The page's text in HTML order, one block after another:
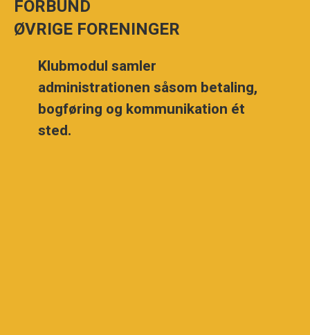
FORBUND
ØVRIGE FORENINGER
Klubmodul samler
administrationen såsom betaling,
bogføring og kommunikation ét
sted.